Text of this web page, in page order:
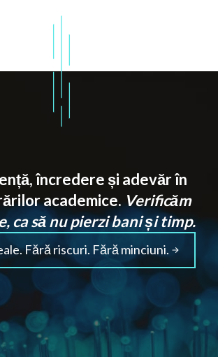
încredere și adevăr în
academice. Verificăm
ca să nu pierzi bani și timp.
Fără riscuri. Fără minciuni.